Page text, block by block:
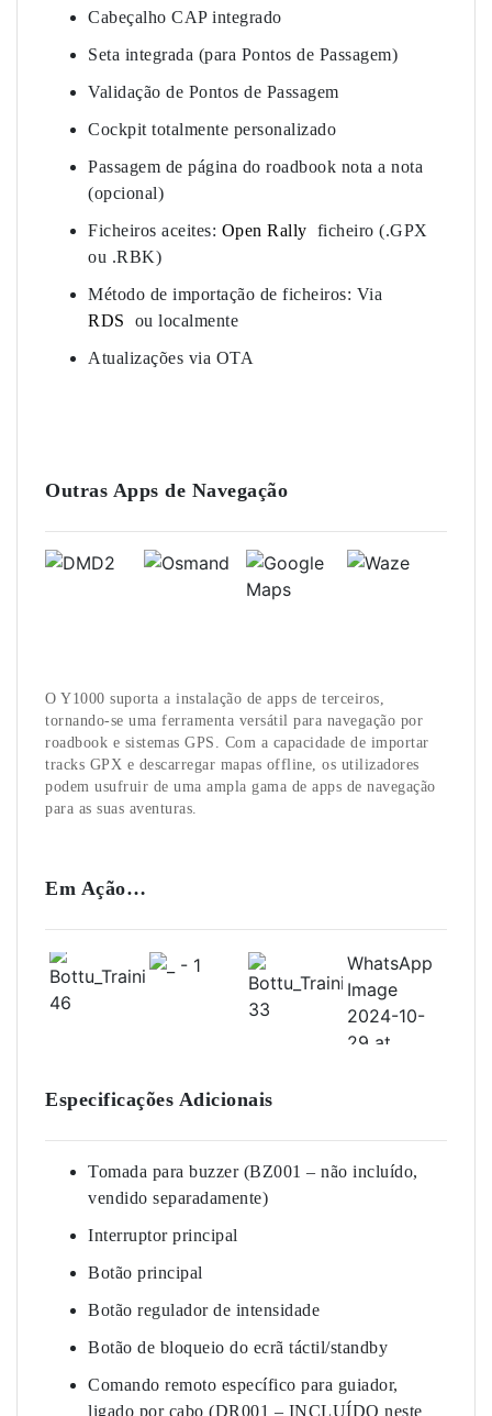
Cabeçalho CAP integrado
Seta integrada (para Pontos de Passagem)
Validação de Pontos de Passagem
Cockpit totalmente personalizado
Passagem de página do roadbook nota a nota
(opcional)
Ficheiros aceites: Open Rally ficheiro (.GPX
ou .RBK)
Método de importação de ficheiros: Via
RDS ou localmente
Atualizações via OTA
Outras Apps de Navegação
O Y1000 suporta a instalação de apps de terceiros,
tornando-se uma ferramenta versátil para navegação por
roadbook e sistemas GPS. Com a capacidade de importar
tracks GPX e descarregar mapas offline, os utilizadores
podem usufruir de uma ampla gama de apps de navegação
para as suas aventuras.
Em Ação…
Especificações Adicionais
Tomada para buzzer (BZ001 – não incluído,
vendido separadamente)
Interruptor principal
Botão principal
Botão regulador de intensidade
Botão de bloqueio do ecrã táctil/standby
Comando remoto específico para guiador,
ligado por cabo (DR001 – INCLUÍDO neste